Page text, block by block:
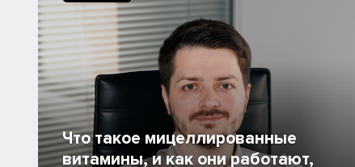
Что такое мицеллированные
витамины, и как они работают,